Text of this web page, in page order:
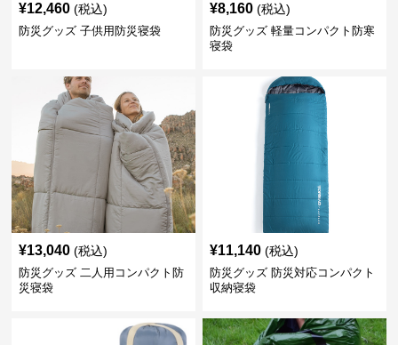
¥12,460 (税込)
防災グッズ 子供用防災寝袋
¥8,160 (税込)
防災グッズ 軽量コンパクト防寒
寝袋
¥13,040 (税込)
防災グッズ 二人用コンパクト防
災寝袋
¥11,140 (税込)
防災グッズ 防災対応コンパクト
収納寝袋